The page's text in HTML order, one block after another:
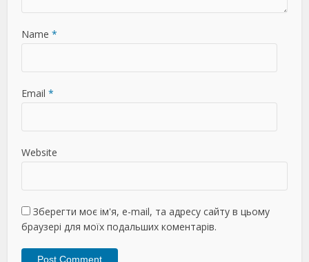
Name *
Email *
Website
Зберегти моє ім'я, e-mail, та адресу сайту в цьому
браузері для моїх подальших коментарів.